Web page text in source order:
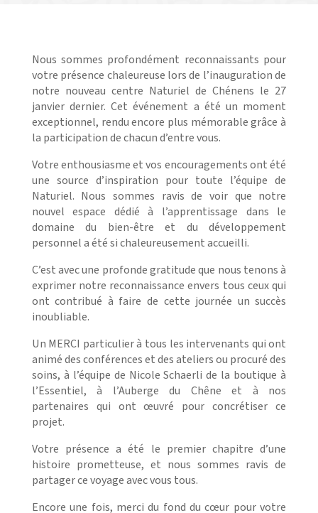
Nous sommes profondément reconnaissants pour
votre présence chaleureuse lors de l’inauguration de
notre nouveau centre Naturiel de Chénens le 27
janvier dernier. Cet événement a été un moment
exceptionnel, rendu encore plus mémorable grâce à
la participation de chacun d’entre vous.
Votre enthousiasme et vos encouragements ont été
une source d’inspiration pour toute l’équipe de
Naturiel. Nous sommes ravis de voir que notre
nouvel espace dédié à l’apprentissage dans le
domaine du bien-être et du développement
personnel a été si chaleureusement accueilli.
C’est avec une profonde gratitude que nous tenons à
exprimer notre reconnaissance envers tous ceux qui
ont contribué à faire de cette journée un succès
inoubliable.
Un MERCI particulier à tous les intervenants qui ont
animé des conférences et des ateliers ou procuré des
soins, à l’équipe de Nicole Schaerli de la boutique à
l’Essentiel, à l’Auberge du Chêne et à nos
partenaires qui ont œuvré pour concrétiser ce
projet.
Votre présence a été le premier chapitre d’une
histoire prometteuse, et nous sommes ravis de
partager ce voyage avec vous tous.
Encore une fois, merci du fond du cœur pour votre